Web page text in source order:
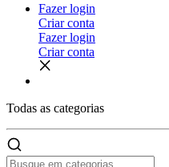
Fazer login
Criar conta
Fazer login
Criar conta
Todas as categorias